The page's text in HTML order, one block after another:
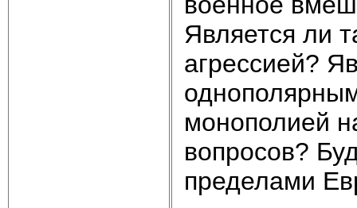
Является ли
агрессией?
монополией
вопросов?
пределами